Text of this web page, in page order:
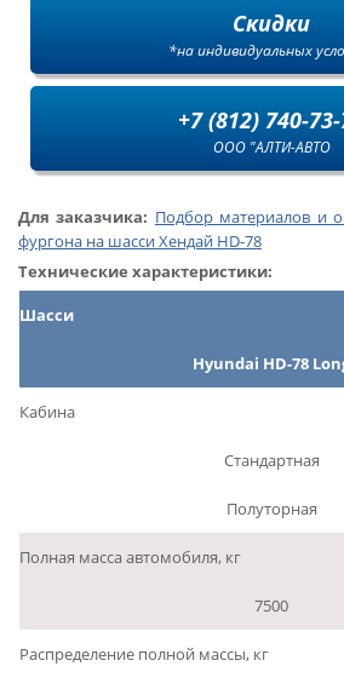
Скидки
*на индивидуальных
+7 (812) 740-
ООО "АЛТИ-АВТО
Для заказчика: Подбор материалов и
фургона на шасси Хендай HD-78
Технические характеристики:
Шасси
Hyundai HD-78
Кабина
Стандартная
Полуторная
Полная масса автомобиля, кг
7500
Распределение полной массы, кг